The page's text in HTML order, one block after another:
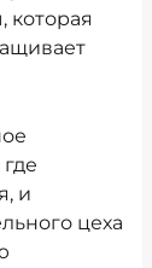
и
цеха